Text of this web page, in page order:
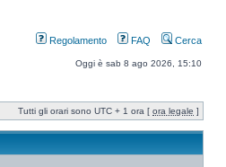
Regolamento FAQ Cerca
Oggi è sab 8 ago 2026, 15:10
Tutti gli orari sono UTC + 1 ora [ ora legale ]